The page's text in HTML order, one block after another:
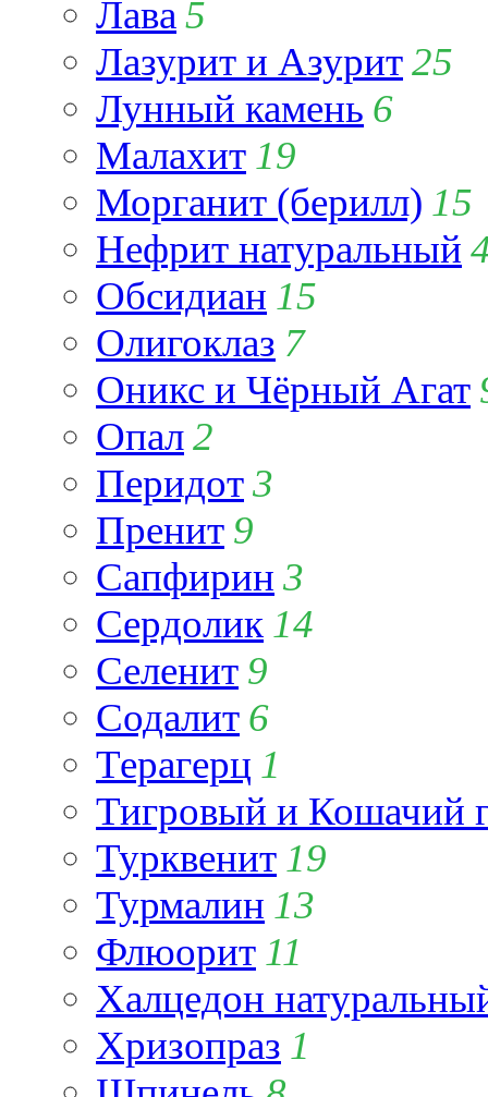
Лава 5
Лазурит и Азурит25
Лунный камень 6
Малахит 19
Морганит (берилл) 15
Нефрит натуральный
Обсидиан 15
Олигоклаз 7
Оникс и Чёрный Агат
Опал2
Перидот3
Пренит 9
Сапфирин 3
Сердолик 14
Селенит 9
Содалит 6
Терагерц 1
Тигровый и Кошачий
Турквенит 19
Турмалин 13
Флюорит 11
Халцедон
Хризопраз 1